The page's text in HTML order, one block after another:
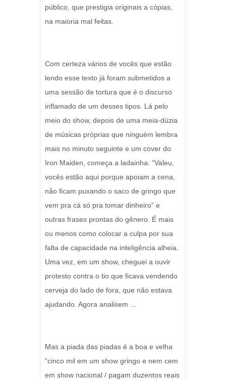
público, que prestigia originais a cópias,
na maioria mal feitas.
Com certeza vários de vocês que estão
lendo esse texto já foram submetidos a
uma sessão de tortura que é o discurso
inflamado de um desses tipos. Lá pelo
meio do show, depois de uma meia-dúzia
de músicas próprias que ninguém lembra
mais no minuto seguinte e um cover do
Iron Maiden, começa a ladainha: “Valeu,
vocês estão aqui porque apoiam a cena,
não ficam puxando o saco de gringo que
vem pra cá só pra tomar dinheiro” e
outras frases prontas do gênero. É mais
ou menos como colocar a culpa por sua
falta de capacidade na inteligência alheia.
Uma vez, em um show, cheguei a ouvir
protesto contra o tio que ficava vendendo
cerveja do lado de fora, que não estava
ajudando. Agora analisem ...
Mas a piada das piadas é a boa e velha
“cinco mil em um show gringo e nem cem
em show nacional / pagam duzentos reais